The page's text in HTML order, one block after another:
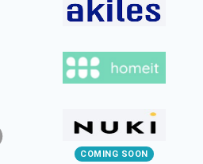
COMING SOON